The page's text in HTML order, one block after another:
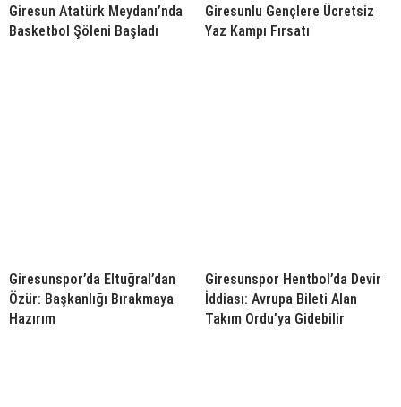
Giresun Atatürk Meydanı’nda
Basketbol Şöleni Başladı
Giresunlu Gençlere Ücretsiz
Yaz Kampı Fırsatı
Giresunspor’da Eltuğral’dan
Özür: Başkanlığı Bırakmaya
Hazırım
Giresunspor Hentbol’da Devir
İddiası: Avrupa Bileti Alan
Takım Ordu’ya Gidebilir